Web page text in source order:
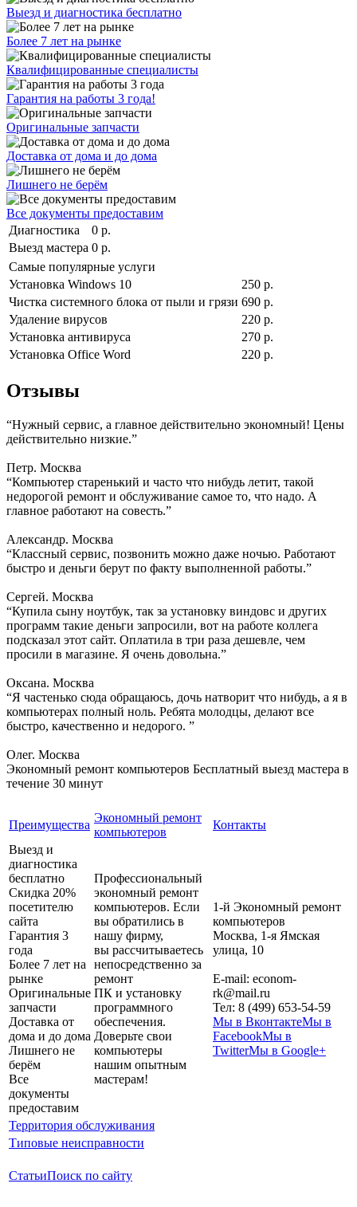
Выезд и диагностика бесплатно
Более 7 лет на рынке
Квалифицированные специалисты
Гарантия на работы 3 года!
Оригинальные запчасти
Доставка от дома и до дома
Лишнего не берём
Все документы предоставим
Диагностика
0 р.
Выезд мастера 0 р.
Самые популярные услуги
Установка Windows 10
250 р.
Чистка системного блока от пыли и грязи 690 р.
Удаление вирусов
220 р.
Установка антивируса
270 р.
Установка Office Word
220 р.
Отзывы
“Нужный сервис, а главное действительно экономный! Цены
действительно низкие.”
Петр. Москва
“Компьютер старенький и часто что нибудь летит, такой
недорогой ремонт и обслуживание самое то, что надо. А
главное работают на совесть.”
Александр. Москва
“Классный сервис, позвонить можно даже ночью. Работают
быстро и деньги берут по факту выполненной работы.”
Сергей. Москва
“Купила сыну ноутбук, так за установку виндовс и других
программ такие деньги запросили, вот на работе коллега
подсказал этот сайт. Оплатила в три раза дешевле, чем
просили в магазине. Я очень довольна.”
Оксана. Москва
“Я частенько сюда обращаюсь, дочь натворит что нибудь, а я в
компьютерах полный ноль. Ребята молодцы, делают все
быстро, качественно и недорого. ”
Олег. Москва
Экономный ремонт компьютеров Бесплатный выезд мастера в
течение 30 минут
Преимущества
Экономный ремонт
компьютеров
Контакты
Выезд и
диагностика
бесплатно
Скидка 20%
посетителю
сайта
Гарантия 3
года
Более 7 лет на
рынке
Оригинальные
запчасти
Доставка от
дома и до дома
Лишнего не
берём
Все
документы
предоставим
Профессиональный
экономный ремонт
компьютеров. Если
вы обратились в
нашу фирму,
вы рассчитываетесь
непосредственно за
ремонт
ПК и установку
программного
обеспечения.
Доверьте свои
компьютеры
нашим опытным
мастерам!
1-й Экономный ремонт
компьютеров
Москва, 1-я Ямская
улица, 10
E-mail: econom-
rk@mail.ru
Тел: 8 (499) 653-54-59
Мы в ВконтактеМы в
FacebookМы в
TwitterМы в Google+
Территория обслуживания
Типовые неисправности
СтатьиПоиск по сайту